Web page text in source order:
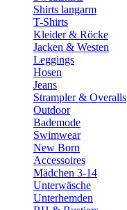
Shirts langarm
T-Shirts
Kleider & Röcke
Jacken & Westen
Leggings
Hosen
Jeans
Strampler & Overalls
Outdoor
Bademode
Swimwear
New Born
Accessoires
Mädchen 3-14
Unterwäsche
Unterhemden